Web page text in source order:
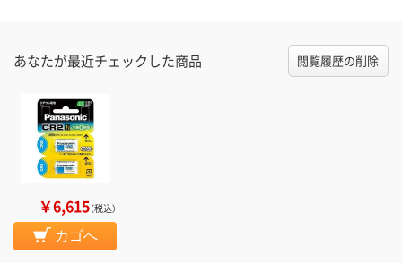
あなたが最近チェックした商品 閲覧履歴の削除
￥6,615（税込）
カゴへ